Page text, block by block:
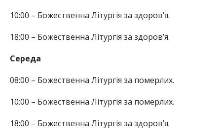
10:00 – Божественна Літургія за здоров’я.
18:00 – Божественна Літургія за здоров’я.
Середа
08:00 – Божественна Літургія за померлих.
10:00 – Божественна Літургія за померлих.
18:00 – Божественна Літургія за здоров’я.